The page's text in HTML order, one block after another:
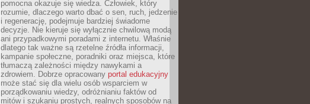
pomocna okazuje się wiedza. Człowiek, który
rozumie, dlaczego warto dbać o sen, ruch, jedzenie
i regenerację, podejmuje bardziej świadome
decyzje. Nie kieruje się wyłącznie chwilową modą
ani przypadkowymi poradami z internetu. Właśnie
dlatego tak ważne są rzetelne źródła informacji,
kampanie społeczne, poradniki oraz miejsca, które
tłumaczą zależności między nawykami a
zdrowiem. Dobrze opracowany portal edukacyjny
może stać się dla wielu osób wsparciem w
porządkowaniu wiedzy, odróżnianiu faktów od
mitów i szukaniu prostych, realnych sposobów na